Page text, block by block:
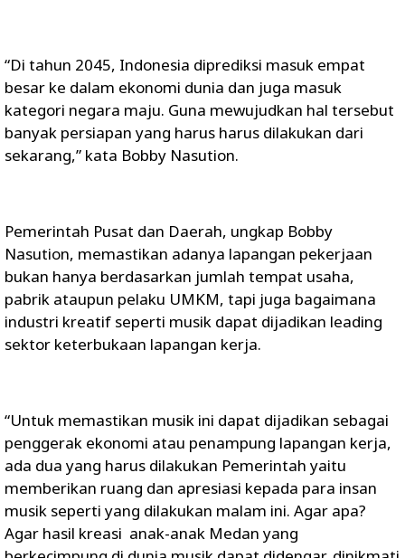
“Di tahun 2045, Indonesia diprediksi masuk empat
besar ke dalam ekonomi dunia dan juga masuk
kategori negara maju. Guna mewujudkan hal tersebut
banyak persiapan yang harus harus dilakukan dari
sekarang,” kata Bobby Nasution.
Pemerintah Pusat dan Daerah, ungkap Bobby
Nasution, memastikan adanya lapangan pekerjaan
bukan hanya berdasarkan jumlah tempat usaha,
pabrik ataupun pelaku UMKM, tapi juga bagaimana
industri kreatif seperti musik dapat dijadikan leading
sektor keterbukaan lapangan kerja.
“Untuk memastikan musik ini dapat dijadikan sebagai
penggerak ekonomi atau penampung lapangan kerja,
ada dua yang harus dilakukan Pemerintah yaitu
memberikan ruang dan apresiasi kepada para insan
musik seperti yang dilakukan malam ini. Agar apa?
Agar hasil kreasi anak-anak Medan yang